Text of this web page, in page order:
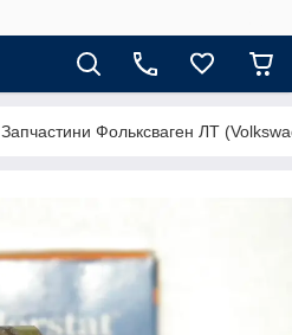
Запчастини Фольксваген ЛТ